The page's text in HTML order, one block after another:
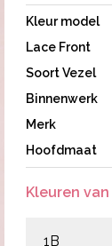
Kleur model
Lace Front
Soort Vezel
Binnenwerk
Merk
Hoofdmaat
Kleuren